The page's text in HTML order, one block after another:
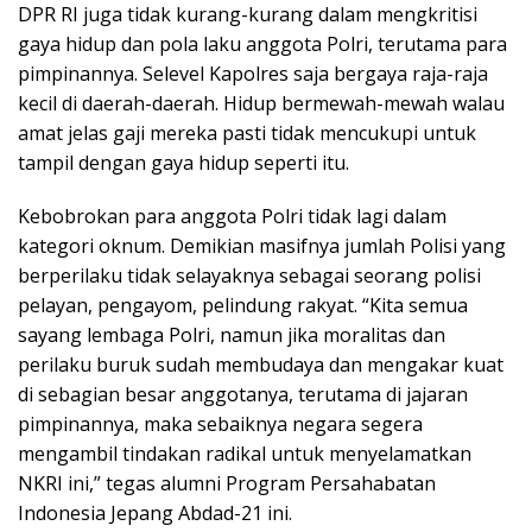
DPR RI juga tidak kurang-kurang dalam mengkritisi
gaya hidup dan pola laku anggota Polri, terutama para
pimpinannya. Selevel Kapolres saja bergaya raja-raja
kecil di daerah-daerah. Hidup bermewah-mewah walau
amat jelas gaji mereka pasti tidak mencukupi untuk
tampil dengan gaya hidup seperti itu.
Kebobrokan para anggota Polri tidak lagi dalam
kategori oknum. Demikian masifnya jumlah Polisi yang
berperilaku tidak selayaknya sebagai seorang polisi
pelayan, pengayom, pelindung rakyat. “Kita semua
sayang lembaga Polri, namun jika moralitas dan
perilaku buruk sudah membudaya dan mengakar kuat
di sebagian besar anggotanya, terutama di jajaran
pimpinannya, maka sebaiknya negara segera
mengambil tindakan radikal untuk menyelamatkan
NKRI ini,” tegas alumni Program Persahabatan
Indonesia Jepang Abdad-21 ini.